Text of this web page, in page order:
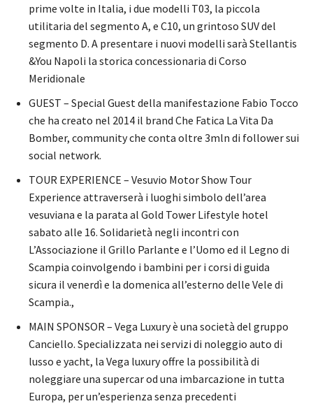
prime volte in Italia, i due modelli T03, la piccola
utilitaria del segmento A, e C10, un grintoso SUV del
segmento D. A presentare i nuovi modelli sarà Stellantis
&You Napoli la storica concessionaria di Corso
Meridionale
GUEST – Special Guest della manifestazione Fabio Tocco
che ha creato nel 2014 il brand Che Fatica La Vita Da
Bomber, community che conta oltre 3mln di follower sui
social network.
TOUR EXPERIENCE – Vesuvio Motor Show Tour
Experience attraverserà i luoghi simbolo dell’area
vesuviana e la parata al Gold Tower Lifestyle hotel
sabato alle 16. Solidarietà negli incontri con
L’Associazione il Grillo Parlante e l’Uomo ed il Legno di
Scampia coinvolgendo i bambini per i corsi di guida
sicura il venerdì e la domenica all’esterno delle Vele di
Scampia.,
MAIN SPONSOR – Vega Luxury è una società del gruppo
Canciello. Specializzata nei servizi di noleggio auto di
lusso e yacht, la Vega luxury offre la possibilità di
noleggiare una supercar od una imbarcazione in tutta
Europa, per un’esperienza senza precedenti